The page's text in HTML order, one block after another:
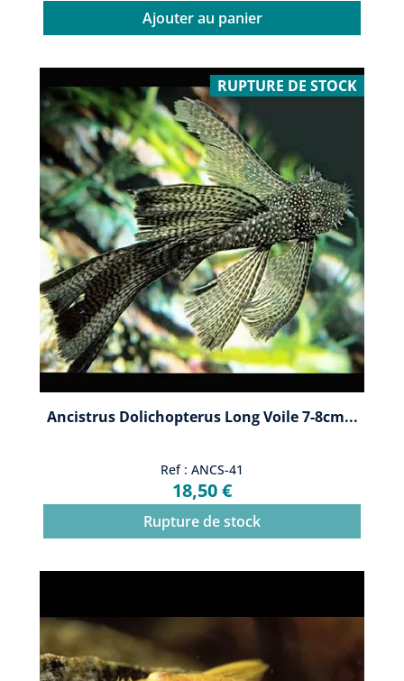
Ajouter au panier
Ancistrus Dolichopterus Long Voile 7-8cm...
Ref : ANCS-41
18,50 €
Rupture de stock
RUPTURE DE STOCK